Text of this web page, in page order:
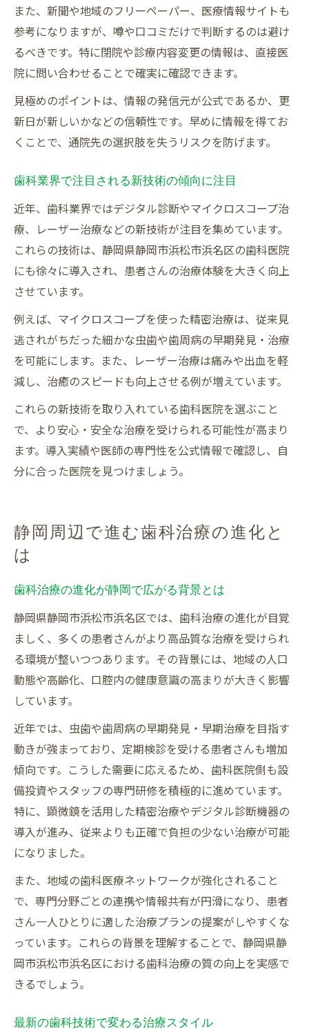
また、新聞や地域のフリーペーパー、医療情報サイトも
参考になりますが、噂や口コミだけで判断するのは避け
るべきです。特に閉院や診療内容変更の情報は、直接医
院に問い合わせることで確実に確認できます。
見極めのポイントは、情報の発信元が公式であるか、更
新日が新しいかなどの信頼性です。早めに情報を得てお
くことで、通院先の選択肢を失うリスクを防げます。
歯科業界で注目される新技術の傾向に注目
近年、歯科業界ではデジタル診断やマイクロスコープ治
療、レーザー治療などの新技術が注目を集めています。
これらの技術は、静岡県静岡市浜松市浜名区の歯科医院
にも徐々に導入され、患者さんの治療体験を大きく向上
させています。
例えば、マイクロスコープを使った精密治療は、従来見
逃されがちだった細かな虫歯や歯周病の早期発見・治療
を可能にします。また、レーザー治療は痛みや出血を軽
減し、治癒のスピードも向上させる例が増えています。
これらの新技術を取り入れている歯科医院を選ぶこと
で、より安心・安全な治療を受けられる可能性が高まり
ます。導入実績や医師の専門性を公式情報で確認し、自
分に合った医院を見つけましょう。
静岡周辺で進む歯科治療の進化と
は
歯科治療の進化が静岡で広がる背景とは
静岡県静岡市浜松市浜名区では、歯科治療の進化が目覚
ましく、多くの患者さんがより高品質な治療を受けられ
る環境が整いつつあります。その背景には、地域の人口
動態や高齢化、口腔内の健康意識の高まりが大きく影響
しています。
近年では、虫歯や歯周病の早期発見・早期治療を目指す
動きが強まっており、定期検診を受ける患者さんも増加
傾向です。こうした需要に応えるため、歯科医院側も設
備投資やスタッフの専門研修を積極的に進めています。
特に、顕微鏡を活用した精密治療やデジタル診断機器の
導入が進み、従来よりも正確で負担の少ない治療が可能
になりました。
また、地域の歯科医療ネットワークが強化されること
で、専門分野ごとの連携や情報共有が円滑になり、患者
さん一人ひとりに適した治療プランの提案がしやすくな
っています。これらの背景を理解することで、静岡県静
岡市浜松市浜名区における歯科治療の質の向上を実感で
きるでしょう。
最新の歯科技術で変わる治療スタイル